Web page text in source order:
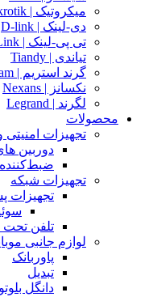
میکروتیک | Mikrotik
دی-لینک | D-link
تی پی-لینک | TP-Link
تیاندی | Tiandy
گرند استریم | Grandstream
نکسانز | Nexans
لگرند | Legrand
محصولات
تجهیزات امنیتی
دوربین
ضبط‌کننده
تجهیزات شبکه
تجهیزات
تلفن
لوازم جانبی
پاوربانک
تبدیل
دانگل